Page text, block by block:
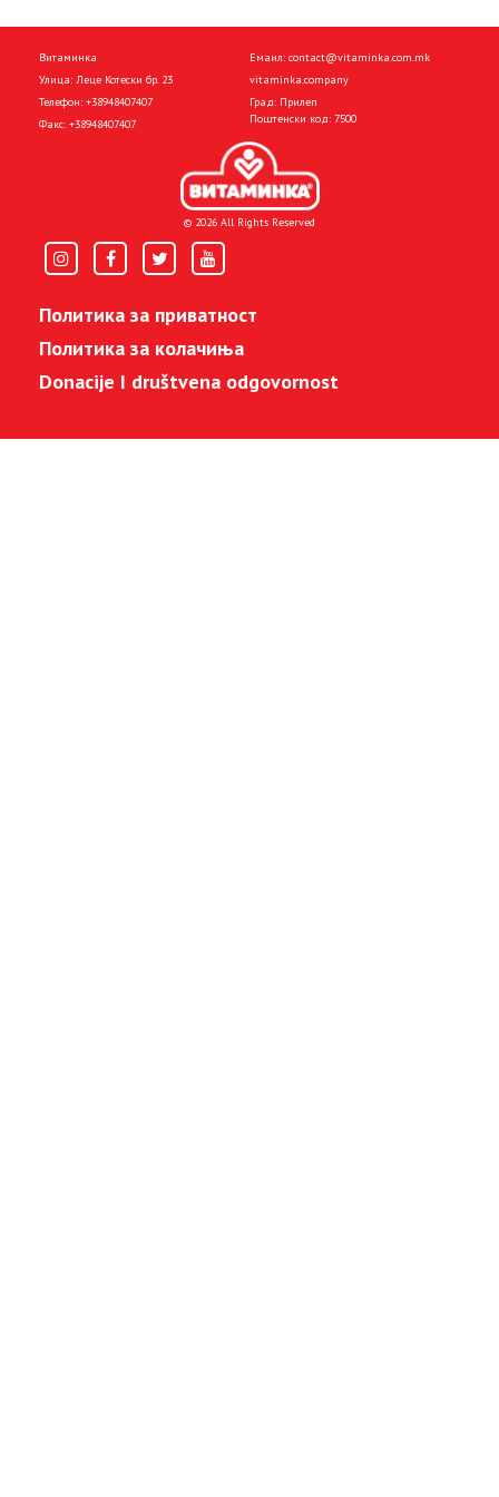
Витаминка
Улица: Леце Котески бр. 23
Телефон: +38948407407
Факс: +38948407407
Емаил: contact@vitaminka.com.mk
vitaminka.company
Град: Прилеп
Поштенски код: 7500
© 2026 All Rights Reserved
Политика за приватност
Политика за колачиња
Donacije I društvena odgovornost